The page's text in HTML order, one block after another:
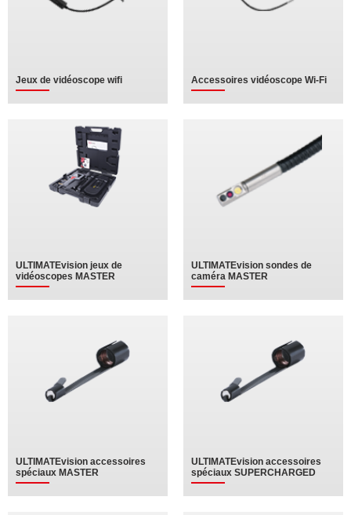
Jeux de vidéoscope wifi Accessoires vidéoscope Wi-Fi
ULTIMATEvision jeux de
vidéoscopes MASTER
ULTIMATEvision sondes de
caméra MASTER
ULTIMATEvision accessoires
spéciaux MASTER
ULTIMATEvision accessoires
spéciaux SUPERCHARGED